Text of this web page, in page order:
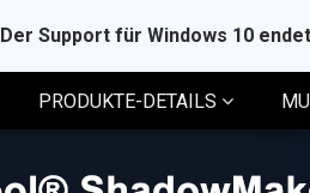
Der Support für Windows 10
PRODUKTE-DETAILS